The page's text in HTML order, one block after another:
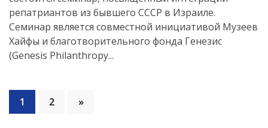
репатриантов из бывшего СССР в Израиле.
Семинар является совместной инициативой Музеев
Хайфы и благотворительного фонда Генезис
(Genesis Philanthropy...
1 2 »